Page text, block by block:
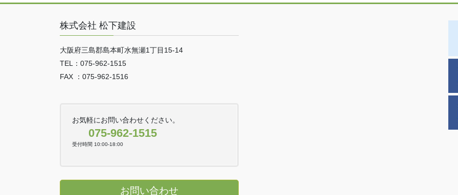
株式会社 松下建設
大阪府三島郡島本町水無瀬1丁目15-14
TEL：075-962-1515
FAX ：075-962-1516
お気軽にお問い合わせください。
075-962-1515
受付時間 10:00-18:00
お問い合わせ